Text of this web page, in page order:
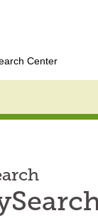
Center